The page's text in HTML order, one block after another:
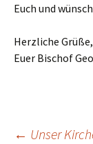
Euch und
Herzliche Grüße,
Euer Bischof
← Unser